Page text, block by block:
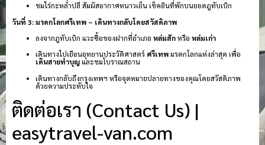
ชมไร่กะหล่ำปลี สัมผัสอากาศหนาวเย็น เช็คอินที่พักบนยอดภูทับเบิก
วันที่ 3: มรดกโลกศรีเทพ – เดินทางกลับโดยสวัสดิภาพ
ลงจากภูทับเบิก แวะซื้อของฝากที่อำเภอ หล่มสักหรือ หล่มเก่า
เดินทางไปเยือนอุทยานประวัติศาสตร์ ศรีเทพมรดกโลกแห่งล่าสุด เพื่อ
เดินสายทำบุญและชมโบราณสถาน
เดินทางกลับถึงกรุงเทพฯ หรือจุดหมายปลายทางของคุณโดยสวัสดิภาพ
ด้วยความประทับใจ
ติดต่อเรา (Contact Us) |
easytravel-van.com